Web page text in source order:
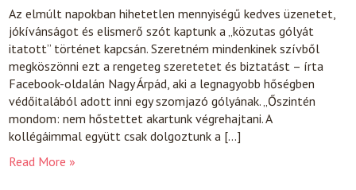
Az elmúlt napokban hihetetlen mennyiségű kedves üzenetet,
jókívánságot és elismerő szót kaptunk a „közutas gólyát
itatott” történet kapcsán. Szeretném mindenkinek szívből
megköszönni ezt a rengeteg szeretetet és biztatást – írta
Facebook-oldalán Nagy Árpád, aki a legnagyobb hőségben
védőitalából adott inni egy szomjazó gólyának. „Őszintén
mondom: nem hőstettet akartunk végrehajtani. A
kollégáimmal együtt csak dolgoztunk a […]
Read More »